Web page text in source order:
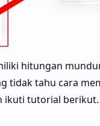
hitungan
tidak tahu cara
ikuti tutorial berikut.